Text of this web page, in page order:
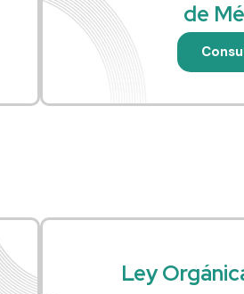
de
Ley